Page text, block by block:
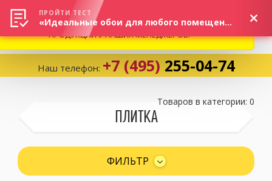
Избранное:0 товаров
Наш телефон: +7 (495) 255-04-74
ПЛИТКА
Товаров в категории: 0
ФИЛЬТР
ВНИМАНИЕ! В СВЯЗИ С СИТУАЦИЕЙ НА РЫНКЕ, ПРОСИМ
УТОЧНЯТЬ АКТУАЛЬНУЮ СТОИМОСТЬ И НАЛИЧИЕ
ПРОДУКЦИИ У НАШИХ МЕНЕДЖЕРОВ.
ПРОЙТИ ТЕСТ
«Идеальные обои для любого помещения!»